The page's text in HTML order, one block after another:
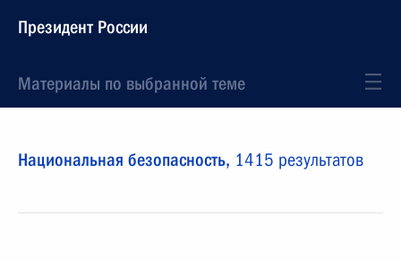
Президент России
Материалы по выбранной теме
Национальная безопасность, 1415 результатов